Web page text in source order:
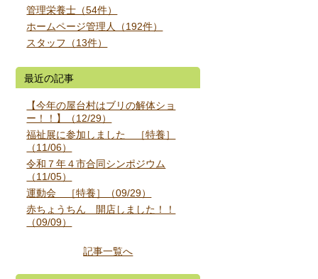
管理栄養士（54件）
ホームページ管理人（192件）
スタッフ（13件）
最近の記事
【今年の屋台村はブリの解体ショ
ー！！】（12/29）
福祉展に参加しました ［特養］
（11/06）
令和７年４市合同シンポジウム
（11/05）
運動会 ［特養］（09/29）
赤ちょうちん 開店しました！！
（09/09）
記事一覧へ